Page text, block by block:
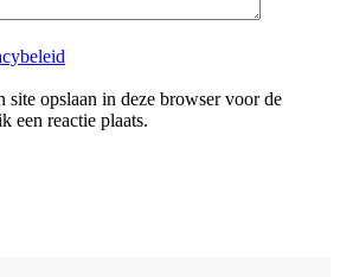
site opslaan in deze browser voor de
een reactie plaats.